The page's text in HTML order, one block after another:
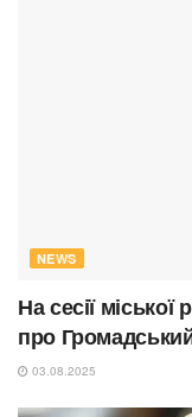
NEWS
На сесії
про
03.08.2025